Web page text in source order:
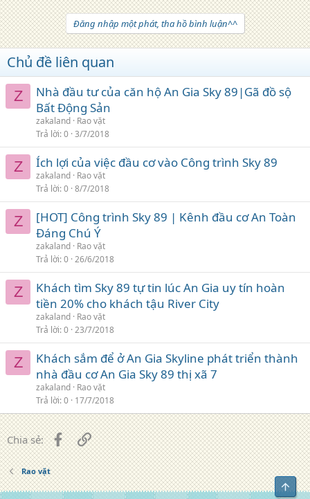
Đăng nhập một phát, tha hồ bình luận^^
Chủ đề liên quan
Z
Nhà đầu tư của căn hộ An Gia Sky 89|Gã đồ sộ
Bất Động Sản
zakaland Rao vặt
Trả lời 0 3/7/2018
Z Ích lợi của việc đầu cơ vào Công trình Sky 89
zakaland Rao vặt
Trả lời 0 8/7/2018
Z
[HOT] Công trình Sky 89 | Kênh đầu cơ An Toàn
Đáng Chú Ý
zakaland Rao vặt
Trả lời 0 26/6/2018
Z
Khách tìm Sky 89 tự tin lúc An Gia uy tín hoàn
tiền 20% cho khách tậu River City
zakaland Rao vặt
Trả lời 0 23/7/2018
Z
Khách sắm để ở An Gia Skyline phát triển thành
nhà đầu cơ An Gia Sky 89 thị xã 7
zakaland Rao vặt
Trả lời 0 17/7/2018
Chia sẻ: FacebookLiên kết
Rao vặt
Top